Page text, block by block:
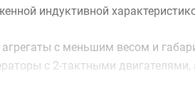
индуктивной
с меньшим весом и
с 2-тактными
лучше справляются с